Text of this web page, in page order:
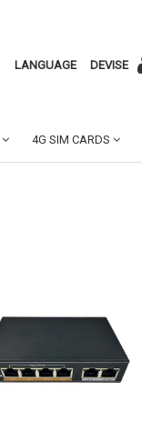
LANGUAGE DEVISE
4G SIM CARDS